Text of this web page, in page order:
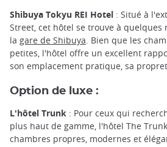
Shibuya Tokyu REI Hotel : Situé à
Street, cet hôtel se trouve à quelques
la gare de Shibuya. Bien que les
petites, l'hôtel offre un excellent
son emplacement pratique, sa
Option de luxe :
L'hôtel Trunk : Pour ceux qui
plus haut de gamme, l'hôtel The
chambres propres, modernes et